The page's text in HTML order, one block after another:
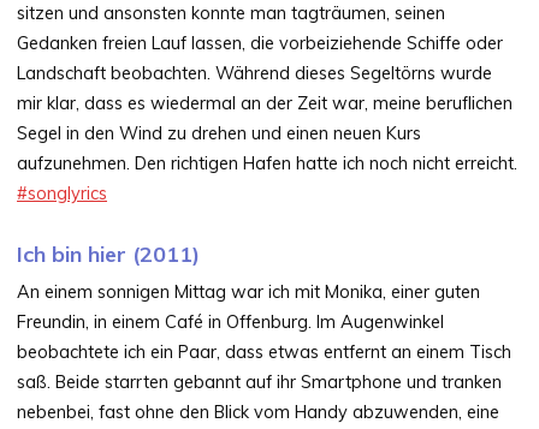
sitzen und ansonsten konnte man tagträumen, seinen
Gedanken freien Lauf lassen, die vorbeiziehende Schiffe oder
Landschaft beobachten. Während dieses Segeltörns wurde
mir klar, dass es wiedermal an der Zeit war, meine beruflichen
Segel in den Wind zu drehen und einen neuen Kurs
aufzunehmen. Den richtigen Hafen hatte ich noch nicht erreicht.
#songlyrics
Ich bin hier (2011)
An einem sonnigen Mittag war ich mit Monika, einer guten
Freundin, in einem Café in Offenburg. Im Augenwinkel
beobachtete ich ein Paar, dass etwas entfernt an einem Tisch
saß. Beide starrten gebannt auf ihr Smartphone und tranken
nebenbei, fast ohne den Blick vom Handy abzuwenden, eine